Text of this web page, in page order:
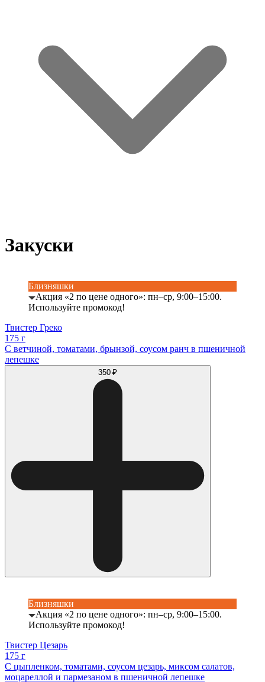
Закуски
Близняшки
Акция «2 по цене одного»: пн–ср, 9:00–15:00.
Используйте промокод!
Твистер Греко
175 г
С ветчиной, томатами, брынзой, соусом ранч в пшеничной
лепешке
350 ₽
Близняшки
Акция «2 по цене одного»: пн–ср, 9:00–15:00.
Используйте промокод!
Твистер Цезарь
175 г
С цыпленком, томатами, соусом цезарь, миксом салатов,
моцареллой и пармезаном в пшеничной лепешке